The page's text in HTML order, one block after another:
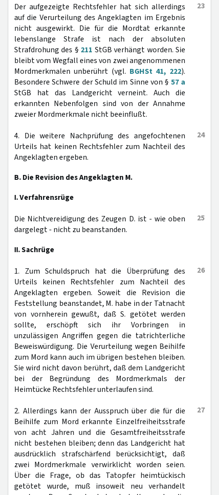
23
Der aufgezeigte Rechtsfehler hat sich allerdings
auf die Verurteilung des Angeklagten im Ergebnis
nicht ausgewirkt. Die für die Mordtat erkannte
lebenslange Strafe ist nach der absoluten
Strafdrohung des § 211 StGB verhängt worden. Sie
bleibt vom Wegfall eines von zwei angenommenen
Mordmerkmalen unberührt (vgl. BGHSt 41, 222).
Besondere Schwere der Schuld im Sinne von § 57 a
StGB hat das Landgericht verneint. Auch die
erkannten Nebenfolgen sind von der Annahme
zweier Mordmerkmale nicht beeinflußt.
24
4. Die weitere Nachprüfung des angefochtenen
Urteils hat keinen Rechtsfehler zum Nachteil des
Angeklagten ergeben.
B. Die Revision des Angeklagten M.
I. Verfahrensrüge
25
Die Nichtvereidigung des Zeugen D. ist - wie oben
dargelegt - nicht zu beanstanden.
II. Sachrüge
26
1. Zum Schuldspruch hat die Überprüfung des
Urteils keinen Rechtsfehler zum Nachteil des
Angeklagten ergeben. Soweit die Revision die
Feststellung beanstandet, M. habe in der Tatnacht
von vornherein gewußt, daß S. getötet werden
sollte, erschöpft sich ihr Vorbringen in
unzulässigen Angriffen gegen die tatrichterliche
Beweiswürdigung. Die Verurteilung wegen Beihilfe
zum Mord kann auch im übrigen bestehen bleiben.
Sie wird nicht davon berührt, daß dem Landgericht
bei der Begründung des Mordmerkmals der
Heimtücke Rechtsfehler unterlaufen sind.
27
2. Allerdings kann der Ausspruch über die für die
Beihilfe zum Mord erkannte Einzelfreiheitsstrafe
von acht Jahren und die Gesamtfreiheitsstrafe
nicht bestehen bleiben; denn das Landgericht hat
ausdrücklich strafschärfend berücksichtigt, daß
zwei Mordmerkmale verwirklicht worden seien.
Über die Frage, ob das Tatopfer heimtückisch
getötet wurde, muß insoweit neu verhandelt